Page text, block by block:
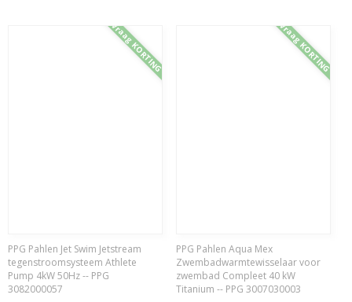
Vraag KORTING
PPG Pahlen Jet Swim Jetstream
tegenstroomsysteem Athlete
Pump 4kW 50Hz -- PPG
3082000057
Vraag KORTING
PPG Pahlen Aqua Mex
Zwembadwarmtewisselaar voor
zwembad Compleet 40 kW
Titanium -- PPG 3007030003